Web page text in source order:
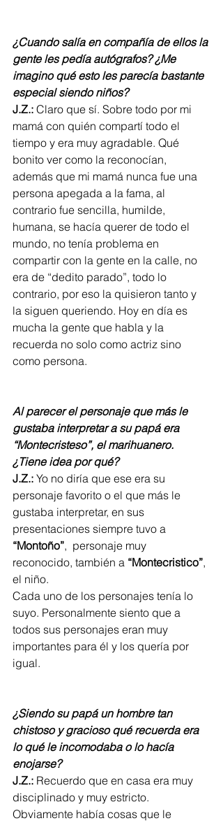
¿Cuando salía en compañía de ellos la
gente les pedía autógrafos? ¿Me
imagino qué esto les parecía bastante
especial siendo niños?
J.Z.: Claro que sí. Sobre todo por mi
mamá con quién compartí todo el
tiempo y era muy agradable. Qué
bonito ver como la reconocían,
además que mi mamá nunca fue una
persona apegada a la fama, al
contrario fue sencilla, humilde,
humana, se hacía querer de todo el
mundo, no tenía problema en
compartir con la gente en la calle, no
era de “dedito parado”, todo lo
contrario, por eso la quisieron tanto y
la siguen queriendo. Hoy en día es
mucha la gente que habla y la
recuerda no solo como actriz sino
como persona.
Al parecer el personaje que más le
gustaba interpretar a su papá era
“Montecristeso”, el marihuanero.
¿Tiene idea por qué?
J.Z.: Yo no diría que ese era su
personaje favorito o el que más le
gustaba interpretar, en sus
presentaciones siempre tuvo a
“Montoño”,  personaje muy
reconocido, también a “Montecristico”,
el niño.
Cada uno de los personajes tenía lo
suyo. Personalmente siento que a
todos sus personajes eran muy
importantes para él y los quería por
igual.
¿Siendo su papá un hombre tan
chistoso y gracioso qué recuerda era
lo qué le incomodaba o lo hacía
enojarse?
J.Z.: Recuerdo que en casa era muy
disciplinado y muy estricto.
Obviamente había cosas que le